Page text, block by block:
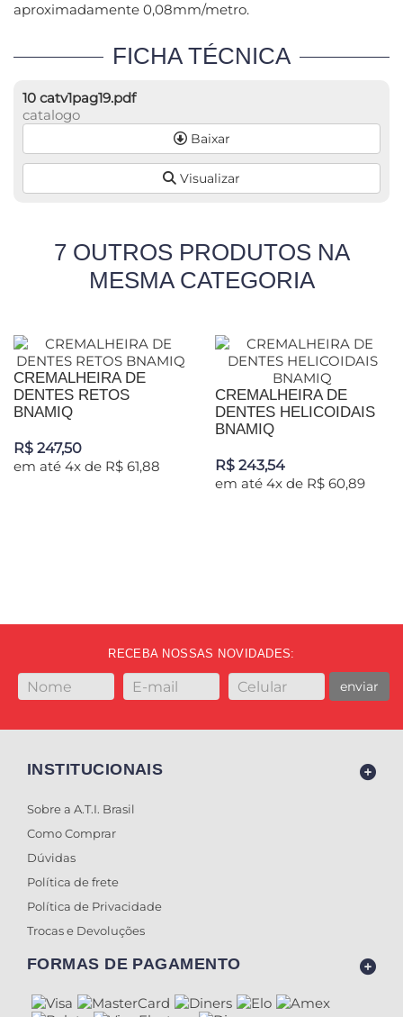
aproximadamente 0,08mm/metro.
FICHA TÉCNICA
10 catv1pag19.pdf
catalogo
Baixar
Visualizar
7 OUTROS PRODUTOS NA
MESMA CATEGORIA
CREMALHEIRA DE
DENTES RETOS
BNAMIQ
R$ 247,50
em até 4x de R$ 61,88
CREMALHEIRA DE
DENTES HELICOIDAIS
BNAMIQ
R$ 243,54
em até 4x de R$ 60,89
RECEBA NOSSAS NOVIDADES:
enviar
INSTITUCIONAIS
Sobre a A.T.I. Brasil
Como Comprar
Dúvidas
Política de frete
Política de Privacidade
Trocas e Devoluções
FORMAS DE PAGAMENTO